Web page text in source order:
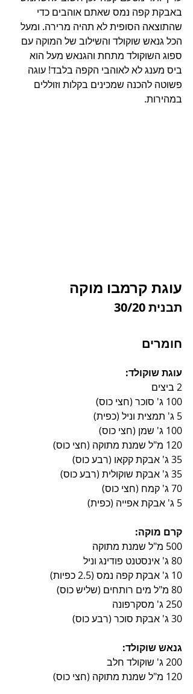
באבקת קפה נמס שאתם אוהבים כדי
שהתוצאה הסופית לא תהיה מרירה. ומעל
הכל גנאש שוקולד והשילוב של המוקה עם
ספוג השוקולד מתחת והגנאש מעל הוא
ביס מענג לא לאוהבי הקפה בלבד! עוגה
פשוטה להכנה שמכינים בקלות וזוללים
במהירות.
עוגת קרמבו מוקה
תבנית 30/20
חומרים
עוגת שוקולד:
2 ביצים
100 ג' סוכר (חצי כוס)
5 ג' תמצית וניל (כפית)
100 ג' שמן (חצי כוס)
120 מ"ל שמנת מתוקה (חצי כוס)
35 ג' אבקת קקאו (רבע כוס)
35 ג' אבקת שוקולית (רבע כוס)
70 ג' קמח (חצי כוס)
5 ג' אבקת אפייה (כפית)
קרם מוקה:
500 מ"ל שמנת מתוקה
80 ג' אינסטנט פודינג וניל
10 ג' אבקת קפה נמס (2.5 כפיות)
80 מ"ל מים רותחים (שליש כוס)
250 ג' מסקרפונה
30 ג' אבקת סוכר (רבע כוס)
גנאש שוקולד:
200 ג' שוקולד חלב
120 מ"ל שמנת מתוקה (חצי כוס)